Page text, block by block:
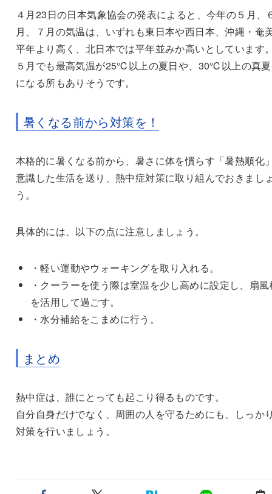
４月23日の日本気象協会の発表によると、今年の５月、
月、７月の気温は、いずれも東日本や西日本、沖縄・奄
平年より高く、北日本では平年並みか高いとしています
５月でも最高気温が25℃以上の夏日や、30℃以上の真
になる所もありそうです。
暑くなる前から対策を！
本格的に暑くなる前から、暑さに体を慣らす「暑熱順化
意識した生活を送り、熱中症対策に取り組んでおきまし
う。
具体的には、以下の点に注意しましょう。
・軽い運動やウォーキングを取り入れる。
・クーラーを使う際は室温を少し高めに設定し、扇風
を活用して過ごす。
・水分補給をこまめに行う。
まとめ
熱中症は、誰にとっても起こり得るものです。
自分自身だけでなく、周囲の人を守るためにも、しっか
対策を行いましょう。